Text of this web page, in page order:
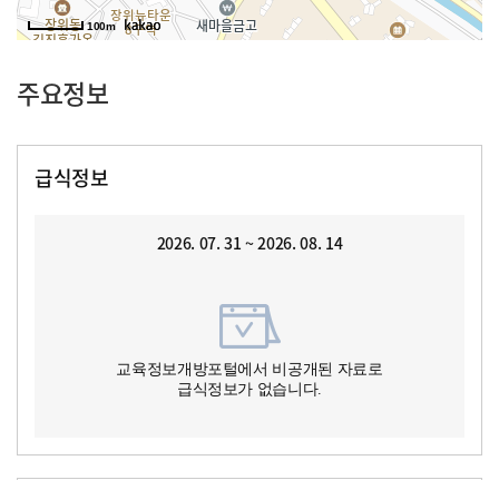
100m
주요정보
급식정보
2026. 07. 31 ~ 2026. 08. 14
교육정보개방포털에서 비공개된 자료로
급식정보가 없습니다.